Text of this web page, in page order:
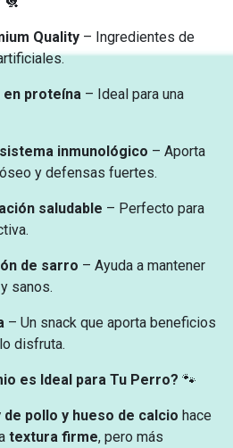
Quality – Ingredientes de
en proteína – Ideal para una
inmunológico – Aporta
y defensas fuertes.
saludable – Perfecto para
de sarro – Ayuda a mantener
sanos.
– Un snack que aporta beneficios
disfruta.
es Ideal para Tu Perro? 🐾
de pollo y hueso de calcio hace
textura firme, pero más